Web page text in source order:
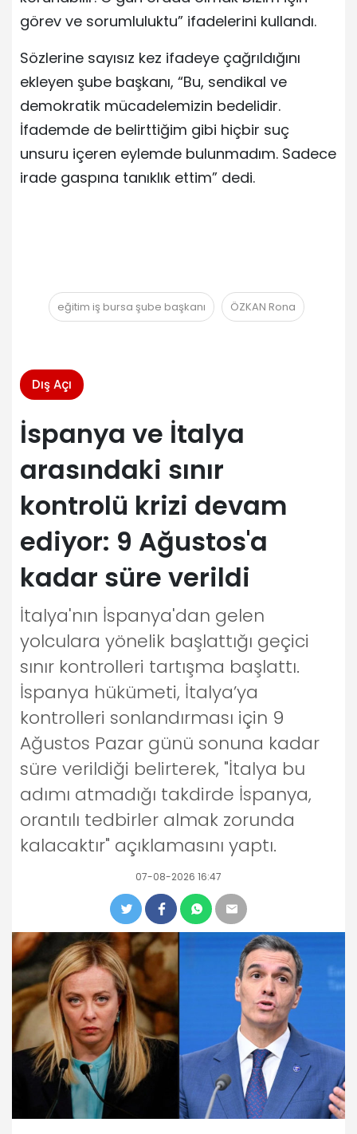
görev ve sorumluluktu” ifadelerini kullandı.
Sözlerine sayısız kez ifadeye çağrıldığını
ekleyen şube başkanı, “Bu, sendikal ve
demokratik mücadelemizin bedelidir.
İfademde de belirttiğim gibi hiçbir suç
unsuru içeren eylemde bulunmadım. Sadece
irade gaspına tanıklık ettim” dedi.
eğitim iş bursa şube başkanı ÖZKAN Rona
Dış Açı
İspanya ve İtalya
arasındaki sınır
kontrolü krizi devam
ediyor: 9 Ağustos'a
kadar süre verildi
İtalya'nın İspanya'dan gelen
yolculara yönelik başlattığı geçici
sınır kontrolleri tartışma başlattı.
İspanya hükümeti, İtalya’ya
kontrolleri sonlandırması için 9
Ağustos Pazar günü sonuna kadar
süre verildiği belirterek, "İtalya bu
adımı atmadığı takdirde İspanya,
orantılı tedbirler almak zorunda
kalacaktır" açıklamasını yaptı.
07-08-2026 16:47